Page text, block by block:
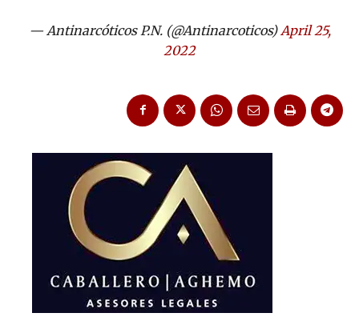
— Antinarcóticos P.N. (@Antinarcoticos) April 25,
2022